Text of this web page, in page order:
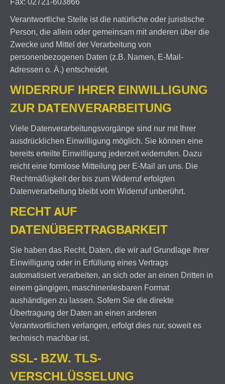
Verantwortliche Stelle ist die natürliche oder juristische
Person, die allein oder gemeinsam mit anderen über die
Zwecke und Mittel der Verarbeitung von
personenbezogenen Daten (z.B. Namen, E-Mail-
Adressen o. Ä.) entscheidet.
WIDERRUF IHRER EINWILLIGUNG
ZUR DATENVERARBEITUNG
Viele Datenverarbeitungsvorgänge sind nur mit Ihrer
ausdrücklichen Einwilligung möglich. Sie können eine
bereits erteilte Einwilligung jederzeit widerrufen. Dazu
reicht eine formlose Mitteilung per E-Mail an uns. Die
Rechtmäßigkeit der bis zum Widerruf erfolgten
Datenverarbeitung bleibt vom Widerruf unberührt.
RECHT AUF
DATENÜBERTRAGBARKEIT
Sie haben das Recht, Daten, die wir auf Grundlage Ihrer
Einwilligung oder in Erfüllung eines Vertrags
automatisiert verarbeiten, an sich oder an einen Dritten in
einem gängigen, maschinenlesbaren Format
aushändigen zu lassen. Sofern Sie die direkte
Übertragung der Daten an einen anderen
Verantwortlichen verlangen, erfolgt dies nur, soweit es
technisch machbar ist.
SSL- BZW. TLS-
VERSCHLÜSSELUNG